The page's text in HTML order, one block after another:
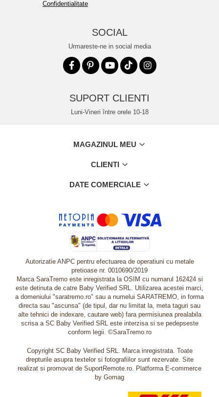
Confidentialitate
SOCIAL
Urmareste-ne in social media
SUPORT CLIENTI
Luni-Vineri între orele 10-18
MAGAZINUL MEU
CLIENTI
DATE COMERCIALE
Autorizatie ANPC pentru efectuarea de operatiuni cu metale
pretioase nr. 0010690/2019
Marca SaraTremo este inregistrata la OSIM cu numarul 162424 si
este detinuta de catre Baby Verified SRL. Utilizarea acestei marci,
a domeniului "saratremo.ro" sau a numelui SARATREMO, in forma
directa sau "ascunsa" (de tipul, dar nu limitat la, meta taguri sau
alte tehnici de indexare, cautare web) fara permisiunea prealabila
scrisa a SC Baby Verified SRL este interzisa si se pedepseste
conform legii. ©SaraTremo.ro
Copyright SC Baby Verified SRL. Marca inregistrata. Toate
drepturile asupra textelor si fotografiilor sunt rezervate. Site
realizat si promovat de SuportRemote.ro. Platforma E-commerce
by Gomag